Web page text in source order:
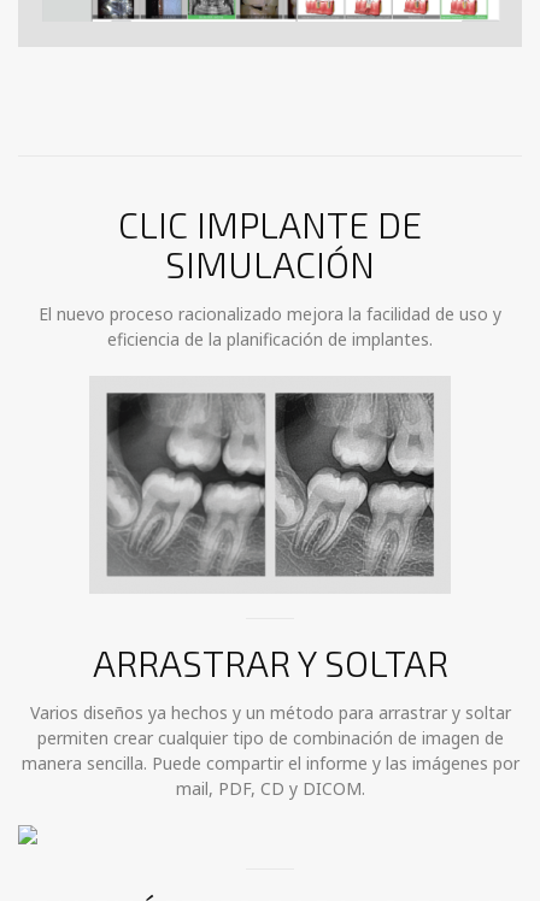
CLIC IMPLANTE DE
SIMULACIÓN
El nuevo proceso racionalizado mejora la facilidad de uso y
eficiencia de la planificación de implantes.
ARRASTRAR Y SOLTAR
Varios diseños ya hechos y un método para arrastrar y soltar
permiten crear cualquier tipo de combinación de imagen de
manera sencilla. Puede compartir el informe y las imágenes por
mail, PDF, CD y DICOM.